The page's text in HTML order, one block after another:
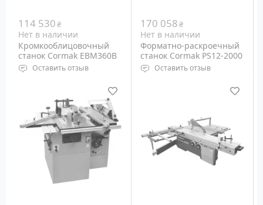
114 530₴
Нет в наличии
Кромкооблицовочный
станок Cormak EBM360B
Оставить отзыв
Минимальный радиус:
Вес: 190 кг
170 058₴
Нет в наличии
Форматно-раскроечный
станок Cormak PS12-2000
Оставить отзыв
Двигатель: 380 Вольт, 3.8